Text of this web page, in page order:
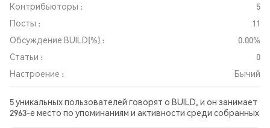
Контрибьюторы :
5
Посты :
11
Обсуждение BUILD(%) :
0.00%
Статьи :
0
Настроение :
Бычий
5 уникальных пользователей говорят о BUILD, и он занимает
2963-е место по упоминаниям и активности среди собранных